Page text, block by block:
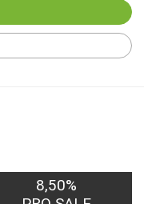
8,50%